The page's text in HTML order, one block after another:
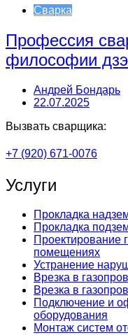
Сварка
Профессия
философии
Андрей Бондарь
22.07.2025
Вызвать сварщика:
+7 (920) 671-0076
Услуги
Прокладка
Прокладка
Проектирование
помещениях
Устранение
Врезка в
Врезка в
Подключение и
оборудования
Монтаж систем